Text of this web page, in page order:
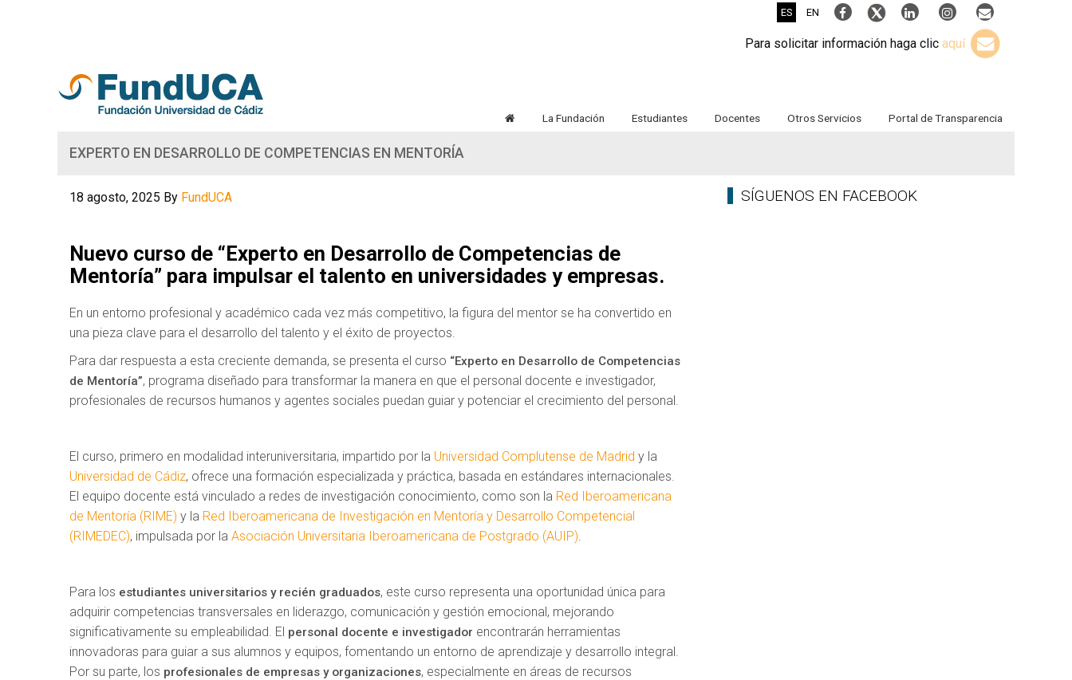
ES EN
Para solicitar información haga clicaquí
La Fundación Estudiantes Docentes Otros Servicios Portal de Transparencia
EXPERTO EN DESARROLLO DE COMPETENCIAS EN MENTORÍA
18 agosto, 2025 By FundUCA
Nuevo curso de “Experto en Desarrollo de Competencias de
Mentoría” para impulsar el talento en universidades y empresas.
En un entorno profesional y académico cada vez más competitivo, la figura del mentor se ha convertido en
una pieza clave para el desarrollo del talento y el éxito de proyectos.
Para dar respuesta a esta creciente demanda, se presenta el curso “Experto en Desarrollo de Competencias
de Mentoría”, programa diseñado para transformar la manera en que el personal docente e investigador,
profesionales de recursos humanos y agentes sociales puedan guiar y potenciar el crecimiento del personal.
El curso, primero en modalidad interuniversitaria, impartido por la Universidad Complutense de Madrid y la
Universidad de Cádiz, ofrece una formación especializada y práctica, basada en estándares internacionales.
El equipo docente está vinculado a redes de investigación conocimiento, como son la Red Iberoamericana
de Mentoría (RIME) y la Red Iberoamericana de Investigación en Mentoría y Desarrollo Competencial
(RIMEDEC), impulsada por la Asociación Universitaria Iberoamericana de Postgrado (AUIP)
Para los estudiantes universitarios y recién graduados, este curso representa una oportunidad única para
adquirir competencias transversales en liderazgo, comunicación y gestión emocional, mejorando
significativamente su empleabilidad. El personal docente e investigador encontrarán herramientas
innovadoras para guiar a sus alumnos y equipos, fomentando un entorno de aprendizaje y desarrollo integral.
Por su parte, los profesionales de empresas y organizaciones, especialmente en áreas de recursos
SÍGUENOS EN FACEBOOK